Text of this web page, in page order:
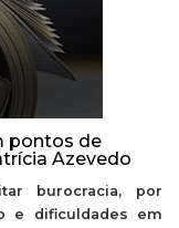
pontos de
Azevedo
burocracia, por
e dificuldades em